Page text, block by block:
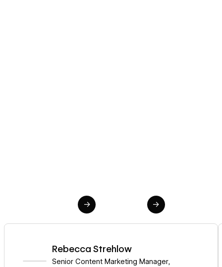
→ →
Rebecca Strehlow
Senior Content Marketing Manager,